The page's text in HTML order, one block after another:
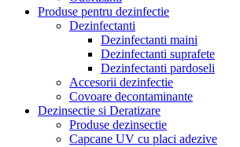
Produse pentru dezinfectie
Dezinfectanti
Dezinfectanti maini
Dezinfectanti suprafete
Dezinfectanti pardoseli
Accesorii dezinfectie
Covoare decontaminante
Dezinsectie si Deratizare
Produse dezinsectie
Capcane UV cu placi adezive